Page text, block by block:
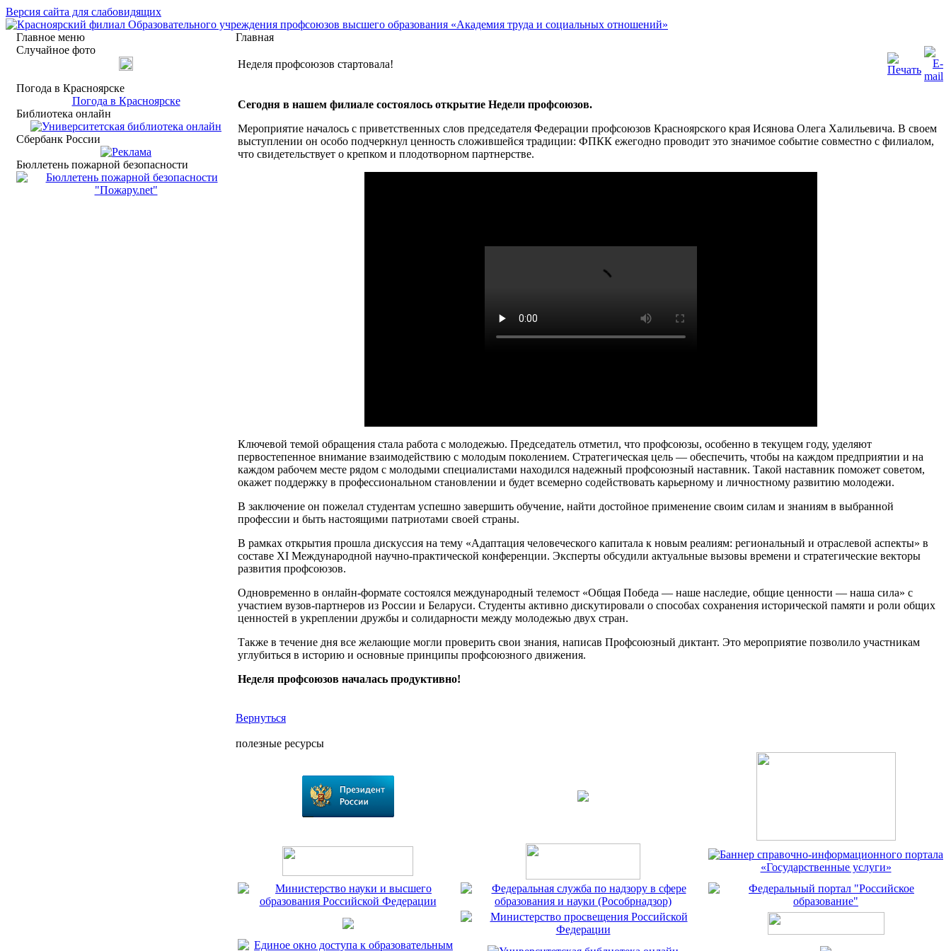
Версия сайта для слабовидящих
Главное меню
Случайное фото
Погода в Красноярске
Погода в Красноярске
Библиотека онлайн
Сбербанк России
Бюллетень пожарной безопасности
Главная
Неделя профсоюзов стартовала!
Сегодня в нашем филиале состоялось открытие Недели профсоюзов.
Мероприятие началось с приветственных слов председателя Федерации профсоюзов Красноярского края Исянова Олега Халильевича. В своем
выступлении он особо подчеркнул ценность сложившейся традиции: ФПКК ежегодно проводит это значимое событие совместно с филиалом,
что свидетельствует о крепком и плодотворном партнерстве.
Ключевой темой обращения стала работа с молодежью. Председатель отметил, что профсоюзы, особенно в текущем году, уделяют
первостепенное внимание взаимодействию с молодым поколением. Стратегическая цель — обеспечить, чтобы на каждом предприятии и на
каждом рабочем месте рядом с молодыми специалистами находился надежный профсоюзный наставник. Такой наставник поможет советом,
окажет поддержку в профессиональном становлении и будет всемерно содействовать карьерному и личностному развитию молодежи.
В заключение он пожелал студентам успешно завершить обучение, найти достойное применение своим силам и знаниям в выбранной
профессии и быть настоящими патриотами своей страны.
В рамках открытия прошла дискуссия на тему «Адаптация человеческого капитала к новым реалиям: региональный и отраслевой аспекты» в
составе XI Международной научно-практической конференции. Эксперты обсудили актуальные вызовы времени и стратегические векторы
развития профсоюзов.
Одновременно в онлайн-формате состоялся международный телемост «Общая Победа — наше наследие, общие ценности — наша сила» с
участием вузов-партнеров из России и Беларуси. Студенты активно дискутировали о способах сохранения исторической памяти и роли общих
ценностей в укреплении дружбы и солидарности между молодежью двух стран.
Также в течение дня все желающие могли проверить свои знания, написав Профсоюзный диктант. Это мероприятие позволило участникам
углубиться в историю и основные принципы профсоюзного движения.
Неделя профсоюзов началась продуктивно!
Вернуться
полезные ресурсы